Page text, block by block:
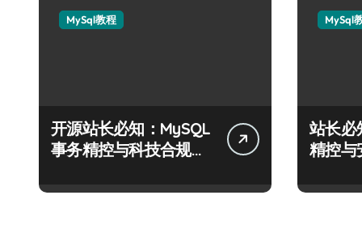
MySql教程
开源站长必知：MySQL
事务精控与科技合规风
MySql
站长必
精控与